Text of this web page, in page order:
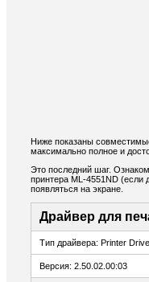
Ниже показаны
максимально полное и
Это последний шаг.
принтера ML-4551ND (если
появляться на экране.
Драйвер для
Тип драйвера: Printer
Версия: 2.50.02.00:03